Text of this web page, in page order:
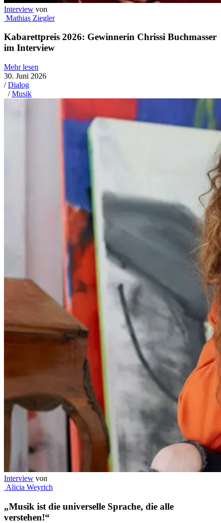
Interview von
Mathias Ziegler
Kabarettpreis 2026: Gewinnerin Chrissi Buchmasser
im Interview
Mehr lesen
30. Juni 2026
/Dialog
/Musik
Interview von
Alicia Weyrich
„Musik ist die universelle Sprache, die alle
verstehen!“